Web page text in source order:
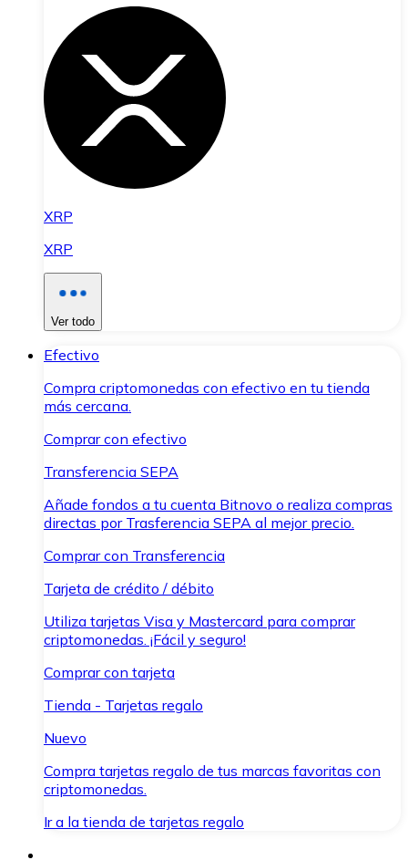
XRP
XRP
Ver todo
Efectivo
Compra criptomonedas con efectivo en tu tienda
más cercana.
Comprar con efectivo
Transferencia SEPA
Añade fondos a tu cuenta Bitnovo o realiza compras
directas por Trasferencia SEPA al mejor precio.
Comprar con Transferencia
Tarjeta de crédito / débito
Utiliza tarjetas Visa y Mastercard para comprar
criptomonedas. ¡Fácil y seguro!
Comprar con tarjeta
Tienda - Tarjetas regalo
Nuevo
Compra tarjetas regalo de tus marcas favoritas con
criptomonedas.
Ir a la tienda de tarjetas regalo